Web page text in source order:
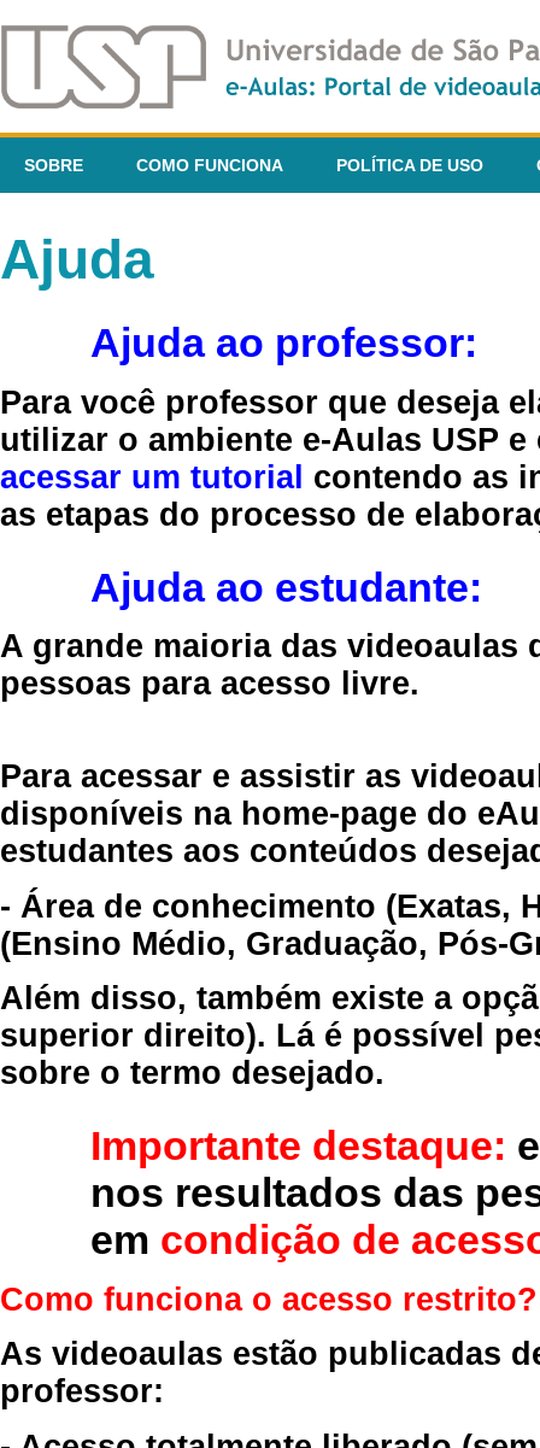
SOBRE COMO FUNCIONA POLÍTICA DE USO
Ajuda
Ajuda ao professor:
Para você professor que deseja
utilizar o ambiente e-Aulas USP
acessar um tutorial contendo as
as etapas do processo de
Ajuda ao estudante:
A grande maioria das videoaulas
pessoas para acesso livre.
Para acessar e assistir as
disponíveis na home-page do
estudantes aos conteúdos
- Área de conhecimento (Exatas,
(Ensino Médio, Graduação, Pós-
Além disso, também existe a
superior direito). Lá é possível
sobre o termo desejado.
Importante destaque:
nos resultados das
em condição de
Como funciona o acesso restrito?
As videoaulas estão publicadas
professor: